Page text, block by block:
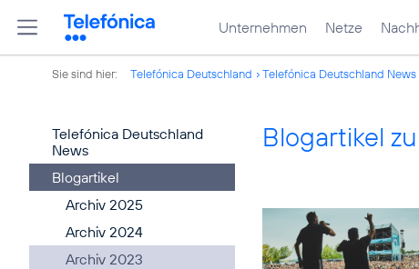
Unternehmen Netze
Sie sind hier: Telefónica Deutschland Telefónica Deutschland News
Telefónica Deutschland
News
Blogartikel
Archiv 2025
Archiv 2024
Archiv 2023
Blogartikel